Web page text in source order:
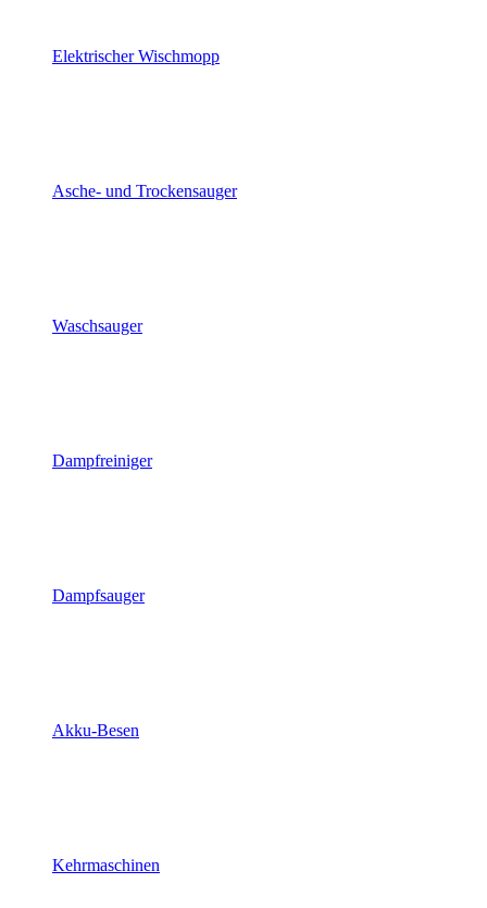
Elektrischer Wischmopp
Asche- und Trockensauger
Waschsauger
Dampfreiniger
Dampfsauger
Akku-Besen
Kehrmaschinen